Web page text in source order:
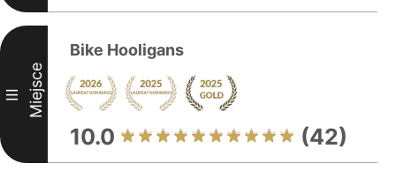
III Miejsce
Bike Hooligans
10.0 (42)